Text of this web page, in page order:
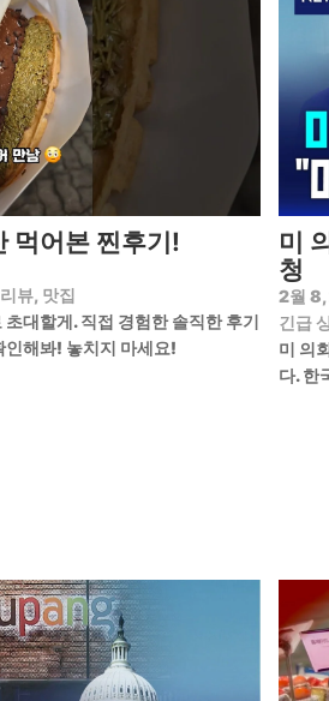
먹어본 찐후기!
리뷰, 맛집
대할게. 직접 경험한 솔직한 후기
인해봐! 놓치지 마세요!
미
청
2월
긴급
미 의
다. 한